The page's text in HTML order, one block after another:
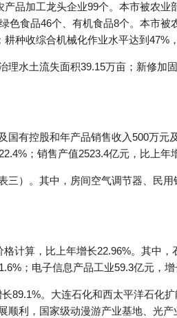
品加工龙头企业99个。本市被农业
食品46个、有机食品8个。本市被
种收综合机械化作业水平达到47%
水土流失面积39.15万亩；新修加
有控股和年产品销售收入500万元
；销售产值2523.4亿元，比上年
）。其中，房间空气调节器、民
计算，比上年增长22.96%。其中
；电子信息产品工业59.3亿元，增
89.1%。大连石化和西太平洋石化
利，国家级动漫游产业基地、光